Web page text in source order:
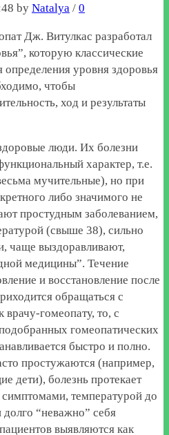
by Natalya / 0
Дж. Витулкас разработал
которую классические
уровня здоровья
чтобы
ход и результаты
люди. Их болезни
характер, т.е.
мучительные), но при
либо значимого не
простудным заболеванием,
(свыше 38), сильно
чаще выздоравливают,
медицины”. Течение
и восстановление после
обращаться с
гомеопату, то, с
гомеопатических
быстро и полно.
простужаются (например,
дети), болезнь протекает
температурой до
“неважно” себя
выявляются как